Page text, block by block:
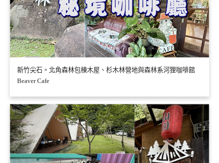
新竹尖石。北角森林包棟木屋、杉木林營地與森林系河狸咖啡館
Beaver Cafe